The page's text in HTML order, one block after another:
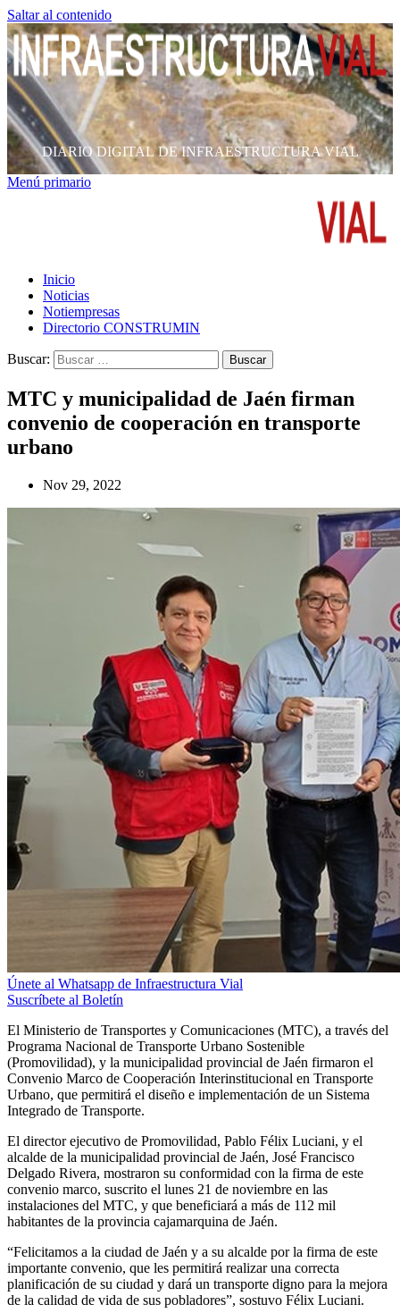
Saltar al contenido
DIARIO DIGITAL DE INFRAESTRUCTURA VIAL
Menú primario
Inicio
Noticias
Notiempresas
Directorio CONSTRUMIN
Buscar:
MTC y municipalidad de Jaén firman
convenio de cooperación en transporte
urbano
Nov 29, 2022
Únete al Whatsapp de Infraestructura Vial
Suscríbete al Boletín
El Ministerio de Transportes y Comunicaciones (MTC), a través del
Programa Nacional de Transporte Urbano Sostenible
(Promovilidad), y la municipalidad provincial de Jaén firmaron el
Convenio Marco de Cooperación Interinstitucional en Transporte
Urbano, que permitirá el diseño e implementación de un Sistema
Integrado de Transporte.
El director ejecutivo de Promovilidad, Pablo Félix Luciani, y el
alcalde de la municipalidad provincial de Jaén, José Francisco
Delgado Rivera, mostraron su conformidad con la firma de este
convenio marco, suscrito el lunes 21 de noviembre en las
instalaciones del MTC, y que beneficiará a más de 112 mil
habitantes de la provincia cajamarquina de Jaén.
“Felicitamos a la ciudad de Jaén y a su alcalde por la firma de este
importante convenio, que les permitirá realizar una correcta
planificación de su ciudad y dará un transporte digno para la mejora
de la calidad de vida de sus pobladores”, sostuvo Félix Luciani.